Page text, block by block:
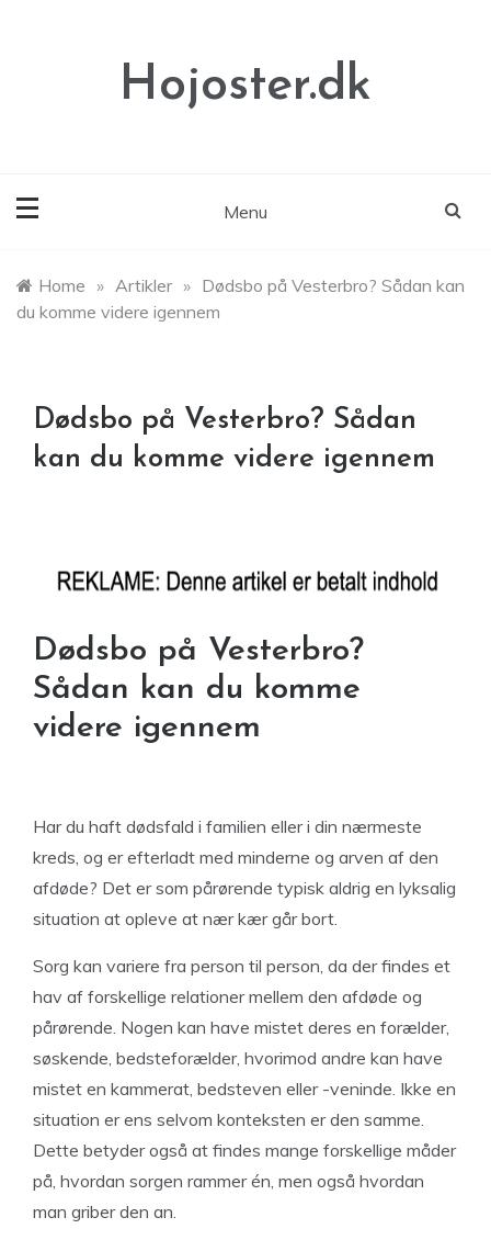
Hojoster.dk
Menu
Home » Artikler » Dødsbo på Vesterbro? Sådan kan
du komme videre igennem
Dødsbo på Vesterbro? Sådan
kan du komme videre igennem
Dødsbo på Vesterbro?
Sådan kan du komme
videre igennem
Har du haft dødsfald i familien eller i din nærmeste
kreds, og er efterladt med minderne og arven af den
afdøde? Det er som pårørende typisk aldrig en lyksalig
situation at opleve at nær kær går bort.
Sorg kan variere fra person til person, da der findes et
hav af forskellige relationer mellem den afdøde og
pårørende. Nogen kan have mistet deres en forælder,
søskende, bedsteforælder, hvorimod andre kan have
mistet en kammerat, bedsteven eller -veninde. Ikke en
situation er ens selvom konteksten er den samme.
Dette betyder også at findes mange forskellige måder
på, hvordan sorgen rammer én, men også hvordan
man griber den an.